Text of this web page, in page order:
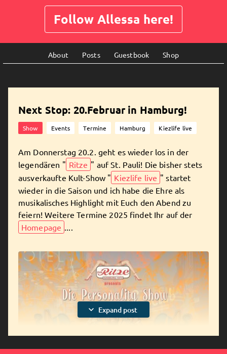
Follow Allessa here!
About Posts Guestbook Shop
Next Stop: 20.Februar in Hamburg!
Show Events Termine Hamburg Kiezlife live
Am Donnerstag 20.2. geht es wieder los in der
legendären " Ritze " auf St. Pauli! Die bisher stets
ausverkaufte Kult-Show " Kiezlife live " startet
wieder in die Saison und ich habe die Ehre als
musikalisches Highlight mit Euch den Abend zu
feiern! Weitere Termine 2025 findet Ihr auf der
Homepage ....
expand_more Expand post